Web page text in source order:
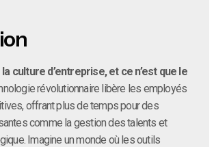
culture d’entreprise, et ce n’est que le
révolutionnaire libère les employés
offrant plus de temps pour des
comme la gestion des talents et
Imagine un monde où les outils